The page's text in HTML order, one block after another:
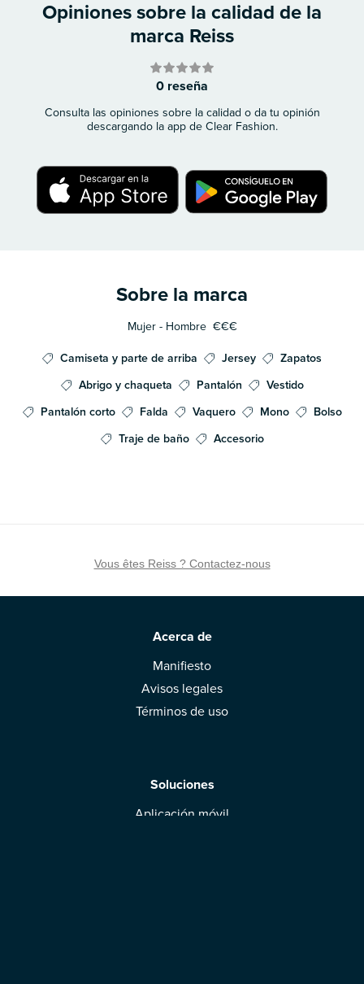
Opiniones sobre la calidad de la
marca Reiss
0 reseña
Consulta las opiniones sobre la calidad o da tu opinión
descargando la app de Clear Fashion.
Sobre la marca
Mujer - Hombre €€€
Camiseta y parte de arriba Jersey
Zapatos
Abrigo y chaqueta
Pantalón
Vestido
Pantalón corto
Falda Vaquero Mono
Bolso
Traje de baño
Accesorio
Vous êtes Reiss ? Contactez-nous
Acerca de
Manifiesto
Avisos legales
Términos de uso
Soluciones
Aplicación móvil